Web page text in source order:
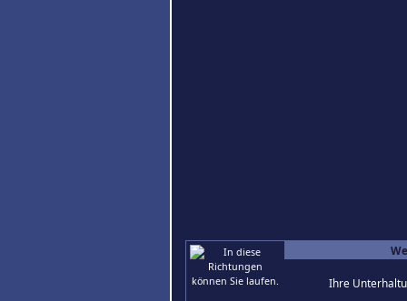
Ihre